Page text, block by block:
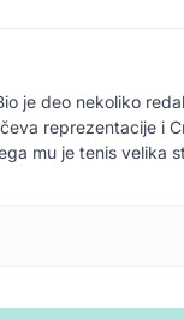
je deo nekoliko
reprezentacije i
mu je tenis velika